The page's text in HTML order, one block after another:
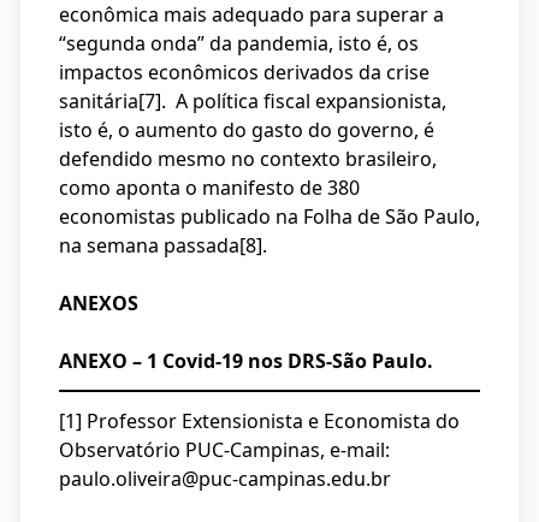
econômica mais adequado para superar a
“segunda onda” da pandemia, isto é, os
impactos econômicos derivados da crise
sanitária[7]. A política fiscal expansionista,
isto é, o aumento do gasto do governo, é
defendido mesmo no contexto brasileiro,
como aponta o manifesto de 380
economistas publicado na Folha de São Paulo,
na semana passada[8].
ANEXOS
ANEXO – 1 Covid-19 nos DRS-São Paulo.
[1] Professor Extensionista e Economista do
Observatório PUC-Campinas, e-mail:
paulo.oliveira@puc-campinas.edu.br